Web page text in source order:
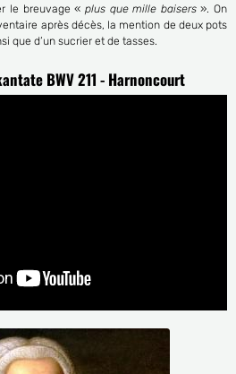
le breuvage « plus que mille baisers». On
après décès, la mention de deux pots
que d’un sucrier et de tasses.
BWV 211 - Harnoncourt